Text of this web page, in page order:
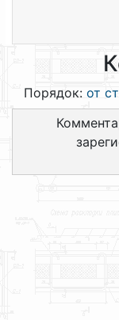
Порядок: от